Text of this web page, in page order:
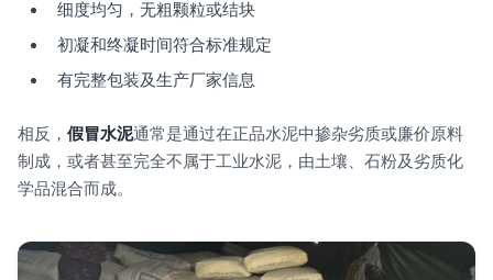
细度均匀，无粗颗粒或结块
初凝和终凝时间符合标准规定
有完整包装及生产厂家信息
相反， 假冒水泥通常是通过在正品水泥中掺杂劣质或廉价原料
制成，或者甚至完全不属于工业水泥，由土壤、石粉及劣质化
学品混合而成。